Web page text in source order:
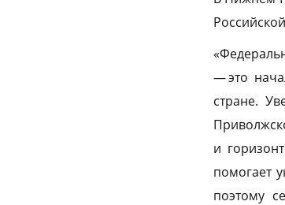
— это
стране.
и
помогает
поэтому